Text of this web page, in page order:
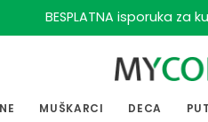
BESPLATNA isporuka za
MUŠKARCI DECA